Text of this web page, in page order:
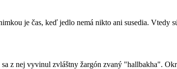
je čas, keď jedlo nemá nikto ani susedia. Vtedy
z nej vyvinul zvláštny žargón zvaný "hallbakha".